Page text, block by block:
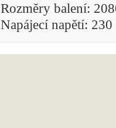
Rozměry balení:
Napájecí napětí: